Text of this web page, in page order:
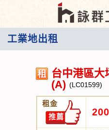
工業地出租
台中港區大
(A) (LC01599)
租金
推薦
200